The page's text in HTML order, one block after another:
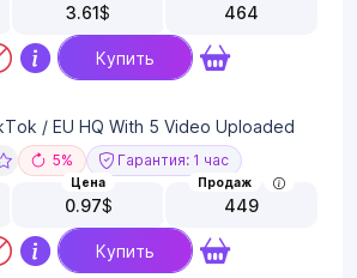
3.61$ 464
Купить
/ EU HQ With 5 Video Uploaded
5% Гарантия: 1 час
Цена
0.97$
Продаж
449
Купить